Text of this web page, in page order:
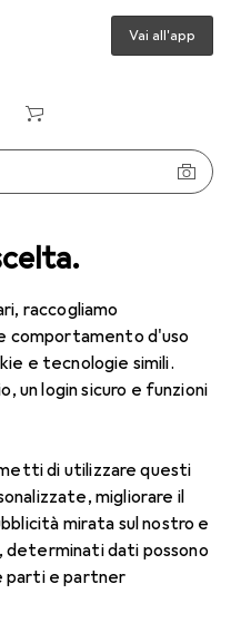
raccogliamo
comportamento d'uso
e tecnologie simili.
un login sicuro e funzioni
di utilizzare questi
migliorare il
mirata sul nostro e
determinati dati possono
parti e partner
Vai all'app
Macchinari da giardino